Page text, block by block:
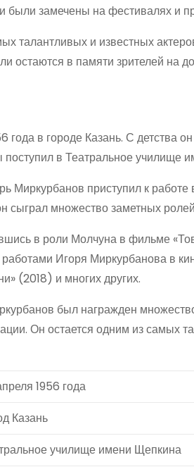
были замечены на фестивалях и
талантливых и известных
остаются в памяти зрителей на
в городе Казань. С детства
поступил в Театральное училище
Миркурбанов приступил к
сыграл множество заметных
в роли Молчуна в фильме
Игоря Миркурбанова в
(2018) и многих других.
был награжден
Он остается одним из самых
1956 года
Казань
училище имени Щепкина